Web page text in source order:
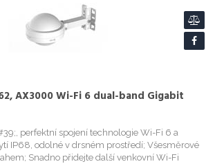
AX3000 Wi-Fi 6 dual-band Gigabit
perfektní spojení technologie Wi-Fi 6 a
IP68, odolné v drsném prostředí; Všesměrové
Snadno přidejte další venkovní Wi-Fi